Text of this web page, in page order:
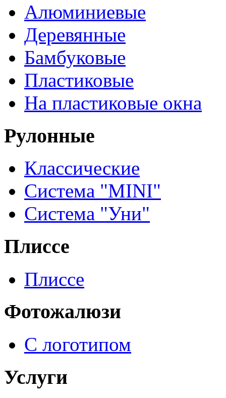
Алюминиевые
Деревянные
Бамбуковые
Пластиковые
На пластиковые окна
Рулонные
Классические
Система "MINI"
Система "Уни"
Плиссе
Плиссе
Фотожалюзи
С логотипом
Услуги